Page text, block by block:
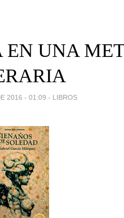
UNA
2016 - 01:09 - LIBROS